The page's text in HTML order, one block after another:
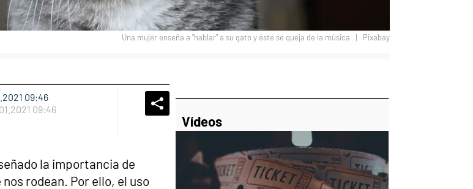
Pixabay
Una mujer enseña a "hablar" a su gato y éste se queja de la música
09:46
09:46 Whatsapp
Compartir
la importancia de
rodean. Por ello, el uso
Vídeos